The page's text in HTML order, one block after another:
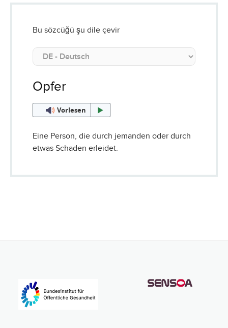
Bu sözcüğü şu dile çevir
Opfer
Vorlesen
Eine Person, die durch jemanden oder durch
etwas Schaden erleidet.